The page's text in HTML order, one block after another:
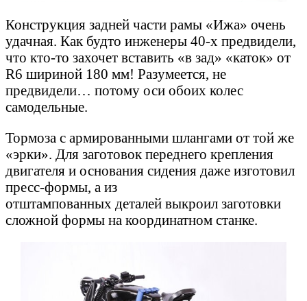
Конструкция задней части рамы «Ижа» очень
удачная. Как будто инженеры 40-х предвидели,
что кто-то захочет вставить «в зад» «каток» от
R6 шириной 180 мм! Разумеется, не
предвидели… потому оси обоих колес
самодельные.
Тормоза с армированными шлангами от той же
«эрки». Для заготовок переднего крепления
двигателя и основания сидения даже изготовил
пресс-формы, а из
отштампованных деталей выкроил заготовки
сложной формы на координатном станке.